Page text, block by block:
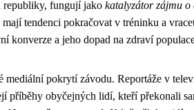
republiky, fungují jako katalyzátor zájmu
tendenci pokračovat v tréninku a
konverze a jeho dopad na zdraví
mediální pokrytí závodu. Reportáže v
příběhy obyčejných lidí, kteří překonali